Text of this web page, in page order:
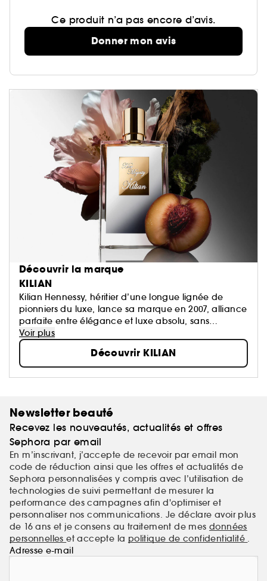
Ce produit n’a pas encore d’avis.
Donner mon avis
Découvrir la marque
KILIAN
Kilian Hennessy, héritier d’une longue lignée de
pionniers du luxe, lance sa marque en 2007, alliance
parfaite entre élégance et luxe absolu, sans
concessions. La marque célèbre une décennie de
révolution dans la parfumerie...
Voir plus
Découvrir KILIAN
Newsletter beauté
Recevez les nouveautés, actualités et offres
Sephora par email
En m’inscrivant, j’accepte de recevoir par email mon
code de réduction ainsi que les offres et actualités de
Sephora personnalisées y compris avec l’utilisation de
technologies de suivi permettant de mesurer la
performance des campagnes afin d'optimiser et
personnaliser nos communications. Je déclare avoir plus
de 16 ans et je consens au traitement de mes données
personnelleset accepte la politique de confidentialité
Adresse e-mail